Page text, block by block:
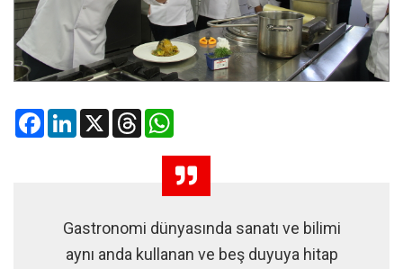
FacebookLinkedIn
X Threads
Gastronomi dünyasında sanatı ve bilimi
aynı anda kullanan ve beş duyuya hitap